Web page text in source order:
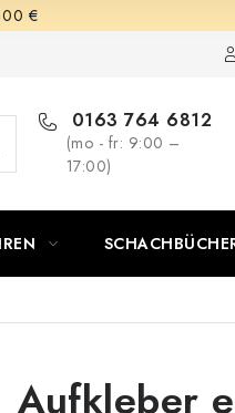
€
0163 764 6812
(mo - fr: 9:00 –
17:00)
Aufkleber